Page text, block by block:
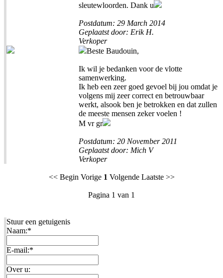
sleutewloorden. Dank u
Postdatum: 29 March 2014
Geplaatst door: Erik H.
Verkoper
Beste Baudouin,
Ik wil je bedanken voor de vlotte
samenwerking.
Ik heb een zeer goed gevoel bij jou omdat je
volgens mij zeer correct en betrouwbaar
werkt, alsook ben je betrokken en dat zullen
de meeste mensen zeker voelen !
M vr gr
Postdatum: 20 November 2011
Geplaatst door: Mich V
Verkoper
<< Begin Vorige 1 Volgende Laatste >>
Pagina 1 van 1
Stuur een getuigenis
Naam:*
E-mail:*
Over u: